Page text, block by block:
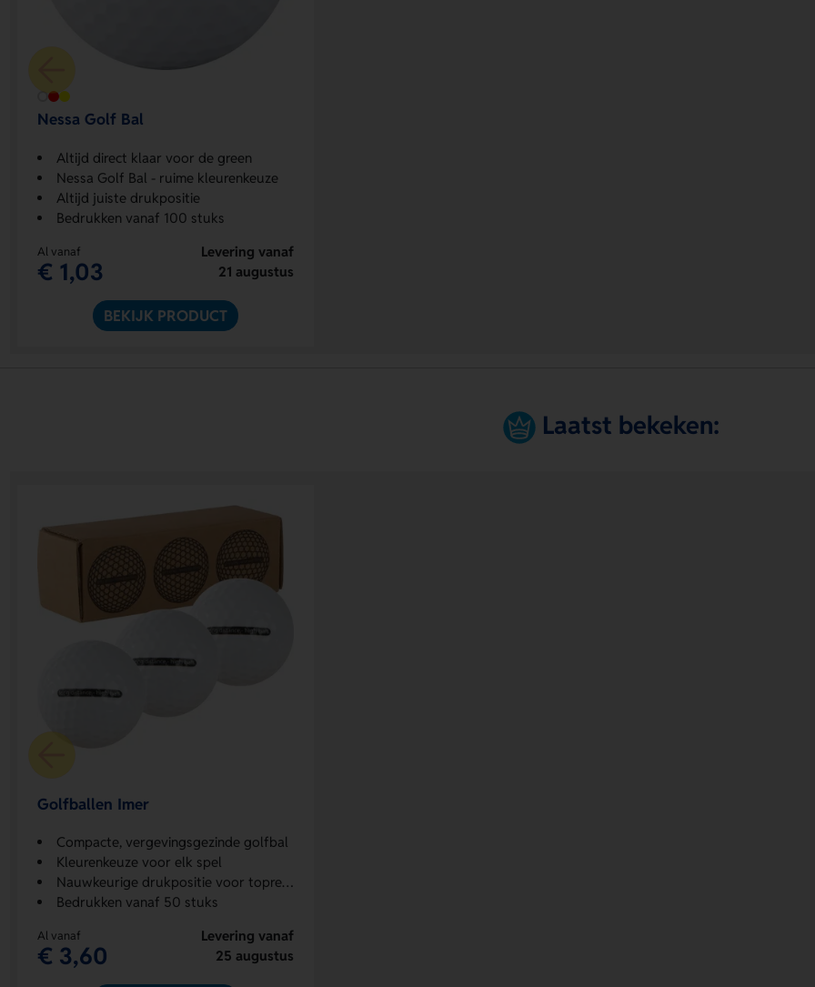
Nessa Golf Bal
Altijd direct klaar voor de green
Nessa Golf Bal - ruime kleurenkeuze
Altijd juiste drukpositie
Bedrukken vanaf 100 stuks
Al vanaf
€ 1,03
Levering vanaf
21 augustus
BEKIJK PRODUCT
Laatst bekeken:
Golfballen Imer
Compacte, vergevingsgezinde golfbal
Kleurenkeuze voor elk spel
Nauwkeurige drukpositie voor topresultaat
Bedrukken vanaf 50 stuks
Al vanaf
€ 3,60
Levering vanaf
25 augustus